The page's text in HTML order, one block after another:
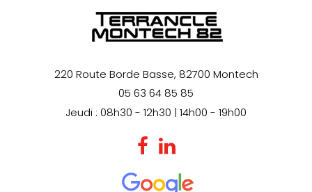
220 Route Borde Basse, 82700 Montech
05 63 64 85 85
Jeudi : 08h30 - 12h30 | 14h00 - 19h00